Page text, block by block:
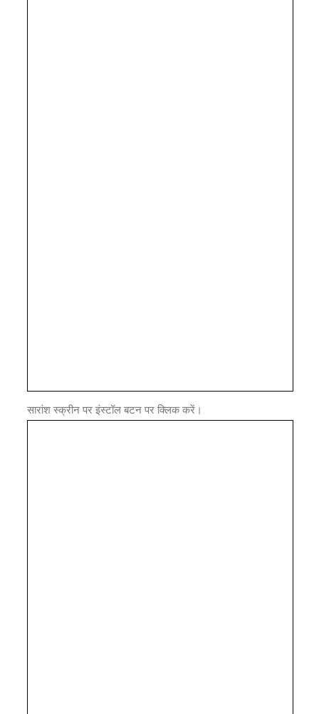
सारांश स्क्रीन पर इंस्टॉल बटन पर क्लिक करें।